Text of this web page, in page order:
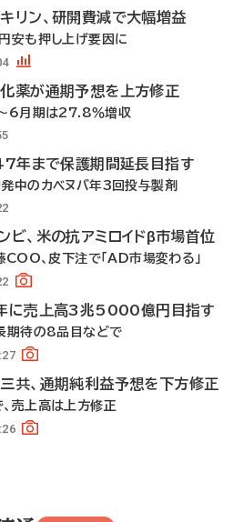
キリン、研開費減で大幅増益
安も押し上げ要因に
化薬が通期予想を上方修正
6月期は27.8％増収
年まで保護期間延長目指す
中のカベヌバ年3回投与製剤
ンビ、米の抗アミロイドβ市場首位
COO、皮下注で「AD市場変わる」
年に売上高3兆5000億円目指す
期待の8品目などで
三共、通期純利益予想を下方修正
売上高は上方修正